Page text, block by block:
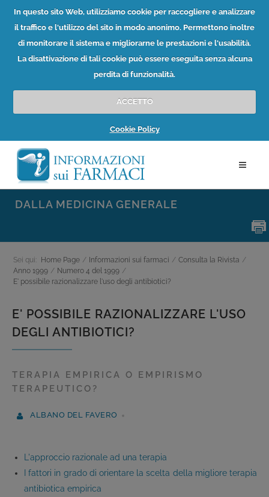
In questo sito Web, utilizziamo cookie per raccogliere e analizzare
il traffico e l'utilizzo del sito in modo anonimo. Permettono inoltre
di monitorare il sistema e migliorarne le prestazioni e l'usabilità.
La disattivazione di tali cookie può essere eseguita senza alcuna
perdita di funzionalità.
ACCETTO
Cookie Policy
DALLA MEDICINA GENERALE
Sei qui: Home Page / Informazioni sui farmaci / Consulta la Rivista /
Anno 1999 / Numero 4 del 1999 /
E' possibile razionalizzare l'uso degli antibiotici?
E' POSSIBILE RAZIONALIZZARE L'USO
DEGLI ANTIBIOTICI?
TERAPIA EMPIRICA O EMPIRISMO
TERAPEUTICO?
ALBANO DEL FAVERO
L'approccio razionale ad una terapia
I fattori in grado di orientare la scelta della migliore terapia
antibiotica empirica